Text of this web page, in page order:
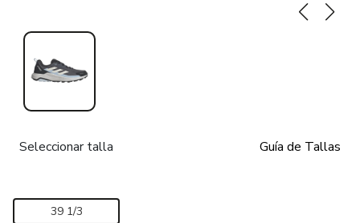
Seleccionar talla Guía de Tallas
39 1/3